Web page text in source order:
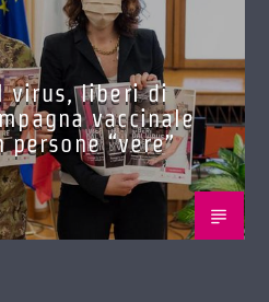
virus, liberi di
vaccinale
“vere”